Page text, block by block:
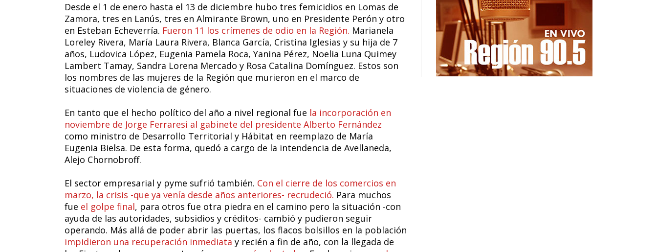
Desde el 1 de enero hasta el 13 de diciembre hubo tres femicidios en Lomas de
Zamora, tres en Lanús, tres en Almirante Brown, uno en Presidente Perón y otro
en Esteban Echeverría. Fueron 11 los crímenes de odio en la Región. Marianela
Loreley Rivera, María Laura Rivera, Blanca García, Cristina Iglesias y su hija de 7
años, Ludovica López, Eugenia Pamela Roca, Yanina Pérez, Noelia Luna Quimey
Lambert Tamay, Sandra Lorena Mercado y Rosa Catalina Domínguez. Estos son
los nombres de las mujeres de la Región que murieron en el marco de
situaciones de violencia de género.
En tanto que el hecho político del año a nivel regional fue la incorporación en
noviembre de Jorge Ferraresi al gabinete del presidente Alberto Fernández
como ministro de Desarrollo Territorial y Hábitat en reemplazo de María
Eugenia Bielsa. De esta forma, quedó a cargo de la intendencia de Avellaneda,
Alejo Chornobroff.
El sector empresarial y pyme sufrió también. Con el cierre de los comercios en
marzo, la crisis -que ya venía desde años anteriores- recrudeció. Para muchos
fue el golpe final, para otros fue otra piedra en el camino pero la situación -con
ayuda de las autoridades, subsidios y créditos- cambió y pudieron seguir
operando. Más allá de poder abrir las puertas, los flacos bolsillos en la población
impidieron una recuperación inmediata y recién a fin de año, con la llegada de